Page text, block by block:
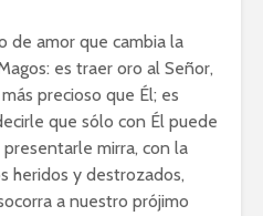
de amor que cambia la
es traer oro al Señor,
precioso que Él; es
que sólo con Él puede
mirra, con la
heridos y destrozados,
a nuestro prójimo